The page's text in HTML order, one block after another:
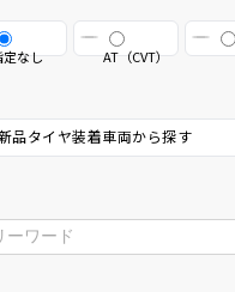
定なし AT（CVT）
品タイヤ装着車両から探す